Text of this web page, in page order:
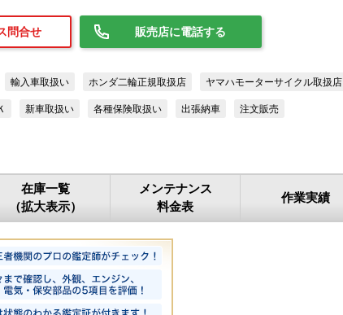
問合せ 販売店に電話する
輸入車取扱い ホンダ二輪正規取扱店 ヤマハモーターサイクル取扱店
新車取扱い 各種保険取扱い 出張納車 注文販売
在庫一覧
（拡大表示）
メンテナンス
料金表
作業実績